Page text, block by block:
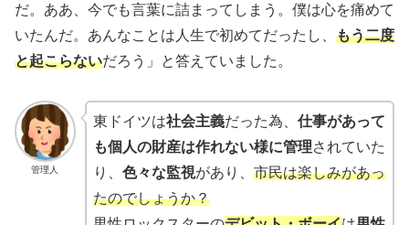
だ。ああ、今でも言葉に詰まってしまう。僕は心を痛めて
いたんだ。あんなことは人生で初めてだったし、 もう二度
と起こらないだろう」と答えていました。
管理人
東ドイツは社会主義だった為、 仕事があって
も個人の財産は作れない様に管理されていた
り、 色々な監視があり、 市民は楽しみがあっ
たのでしょうか？